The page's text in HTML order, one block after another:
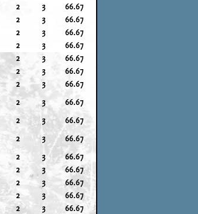
2 3
66.67
2 3
66.67
2 3
66.67
2 3
66.67
2 3
66.67
2 3
66.67
2 3
66.67
2 3
66.67
2 3
66.67
2 3
66.67
2 3
66.67
2 3
66.67
2 3
66.67
2 3
66.67
2 3
66.67